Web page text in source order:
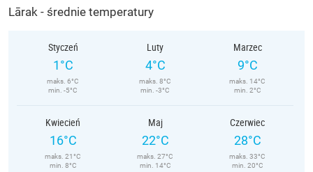
Lārak - średnie temperatury
Styczeń
1°C
maks. 6°C
min. -5°C
Luty
4°C
maks. 8°C
min. -3°C
Marzec
9°C
maks. 14°C
min. 2°C
Kwiecień
16°C
maks. 21°C
min. 8°C
Maj
22°C
maks. 27°C
min. 14°C
Czerwiec
28°C
maks. 33°C
min. 20°C